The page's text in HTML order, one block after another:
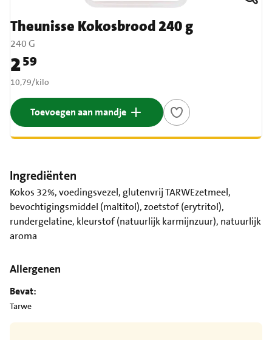
Theunisse Kokosbrood 240 g
240 G
Prijs: € 2,59
259
€ 10,79 per kilo
10,79/kilo
Toevoegen aan mandje
Ingrediënten
Kokos 32%, voedingsvezel, glutenvrij TARWEzetmeel,
bevochtigingsmiddel (maltitol), zoetstof (erytritol),
rundergelatine, kleurstof (natuurlijk karmijnzuur), natuurlijk
aroma
Allergenen
Bevat:
Tarwe